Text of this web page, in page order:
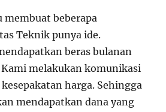
membuat beberapa
Teknik punya ide.
beras bulanan
melakukan komunikasi
harga. Sehingga
mendapatkan dana yang